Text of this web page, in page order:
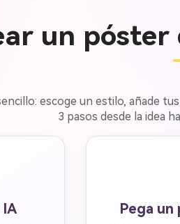
un
escoge un estilo, añade
3 pasos desde la idea
Pega